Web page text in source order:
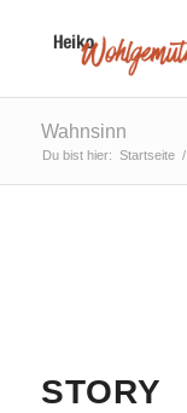
Wahnsinn
Du bist hier: Startseite /
STORY